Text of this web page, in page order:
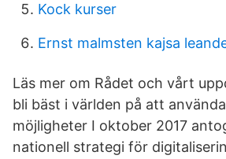
Kock kurser
Ernst malmsten kajsa
Läs mer om Rådet och vårt
bli bäst i världen på att
möjligheter I oktober 2017
nationell strategi för